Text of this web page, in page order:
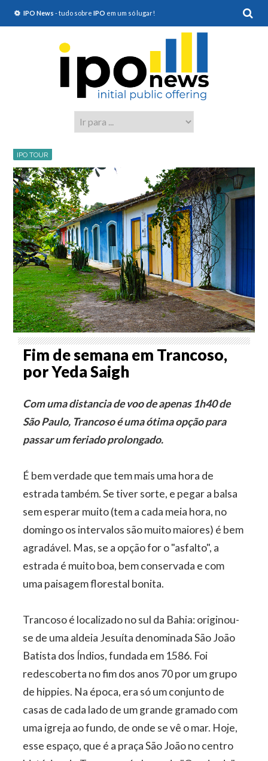
IPO News - tudo sobre IPO em um só lugar!
IPO TOUR
Fim de semana em Trancoso,
por Yeda Saigh
Com uma distancia de voo de apenas 1h40 de
São Paulo, Trancoso é uma ótima opção para
passar um feriado prolongado.
É bem verdade que tem mais uma hora de
estrada também. Se tiver sorte, e pegar a balsa
sem esperar muito (tem a cada meia hora, no
domingo os intervalos são muito maiores) é bem
agradável. Mas, se a opção for o "asfalto", a
estrada é muito boa, bem conservada e com
uma paisagem florestal bonita.
Trancoso é localizado no sul da Bahia: originou-
se de uma aldeia Jesuíta denominada São João
Batista dos Índios, fundada em 1586. Foi
redescoberta no fim dos anos 70 por um grupo
de hippies. Na época, era só um conjunto de
casas de cada lado de um grande gramado com
uma igreja ao fundo, de onde se vê o mar. Hoje,
esse espaço, que é a praça São João no centro